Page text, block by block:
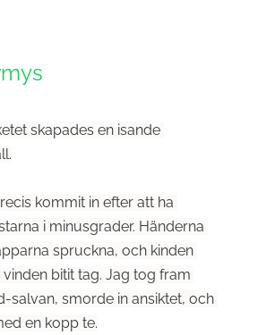
skapades en isande
kommit in efter att ha
i minusgrader. Händerna
spruckna, och kinden
bitit tag. Jag tog fram
salvan, smorde in ansiktet, och
en kopp te.